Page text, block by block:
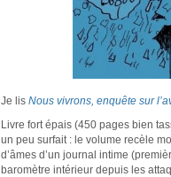
Je lis Nous vivrons, enquête sur
Livre fort épais (450 pages bien
un peu surfait : le volume recèle
d’âmes d’un journal intime
baromètre intérieur depuis les